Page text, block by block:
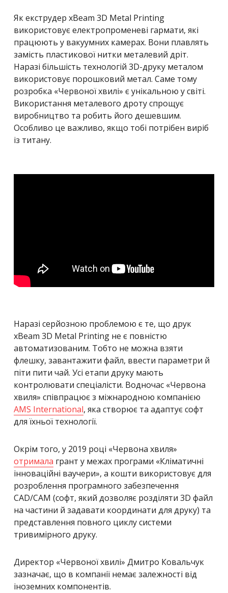
Як екструдер xBeam 3D Metal Printing
використовує електропроменеві гармати, які
працюють у вакуумних камерах. Вони плавлять
замість пластикової нитки металевий дріт.
Наразі більшість технологій 3D-друку металом
використовує порошковий метал. Саме тому
розробка «Червоної хвилі» є унікальною у світі.
Використання металевого дроту спрощує
виробництво та робить його дешевшим.
Особливо це важливо, якщо тобі потрібен виріб
із титану.
Наразі серйозною проблемою є те, що друк
xBeam 3D Metal Printing не є повністю
автоматизованим. Тобто не можна взяти
флешку, завантажити файл, ввести параметри й
піти пити чай. Усі етапи друку мають
контролювати спеціалісти. Водночас «Червона
хвиля» співпрацює з міжнародною компанією
AMS International, яка створює та адаптує софт
для їхньої технології.
Окрім того, у 2019 році «Червона хвиля»
отримала грант у межах програми «Кліматичні
інноваційні ваучери», а кошти використовує для
розроблення програмного забезпечення
CAD/CAM (софт, який дозволяє розділяти 3D файл
на частини й задавати координати для друку) та
представлення повного циклу системи
тривимірного друку.
Директор «Червоної хвилі» Дмитро Ковальчук
зазначає, що в компанії немає залежності від
іноземних компонентів.